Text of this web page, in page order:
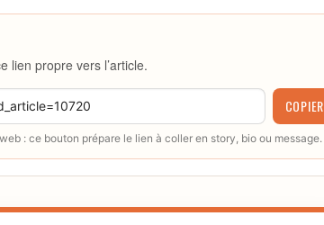
lien propre vers l’article.
COPIER
: ce bouton prépare le lien à coller en story, bio ou message.